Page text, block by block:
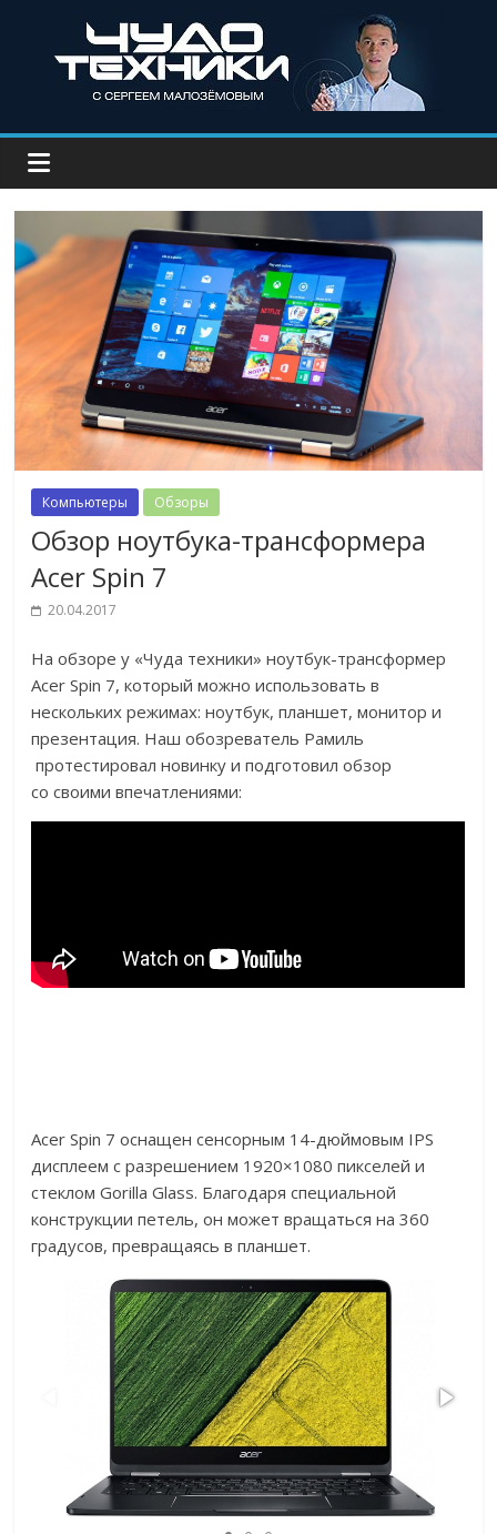
Компьютеры Обзоры
Обзор ноутбука-трансформера
Acer Spin 7
20.04.2017
На обзоре у «Чуда техники» ноутбук-трансформер
Acer Spin 7, который можно использовать в
нескольких режимах: ноутбук, планшет, монитор и
презентация. Наш обозреватель Рамиль
протестировал новинку и подготовил обзор
со своими впечатлениями:
Acer Spin 7 оснащен сенсорным 14-дюймовым IPS
дисплеем с разрешением 1920×1080 пикселей и
стеклом Gorilla Glass. Благодаря специальной
конструкции петель, он может вращаться на 360
градусов, превращаясь в планшет.